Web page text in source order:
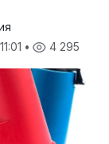
• 4 295